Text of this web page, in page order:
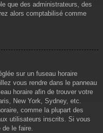
que des administrateurs, des
alors comptabilisé comme
sur un fuseau horaire
vous rendre dans le panneau
horaire afin de trouver votre
New York, Sydney, etc.
comme la plupart des
utilisateurs inscrits. Si vous
de le faire.